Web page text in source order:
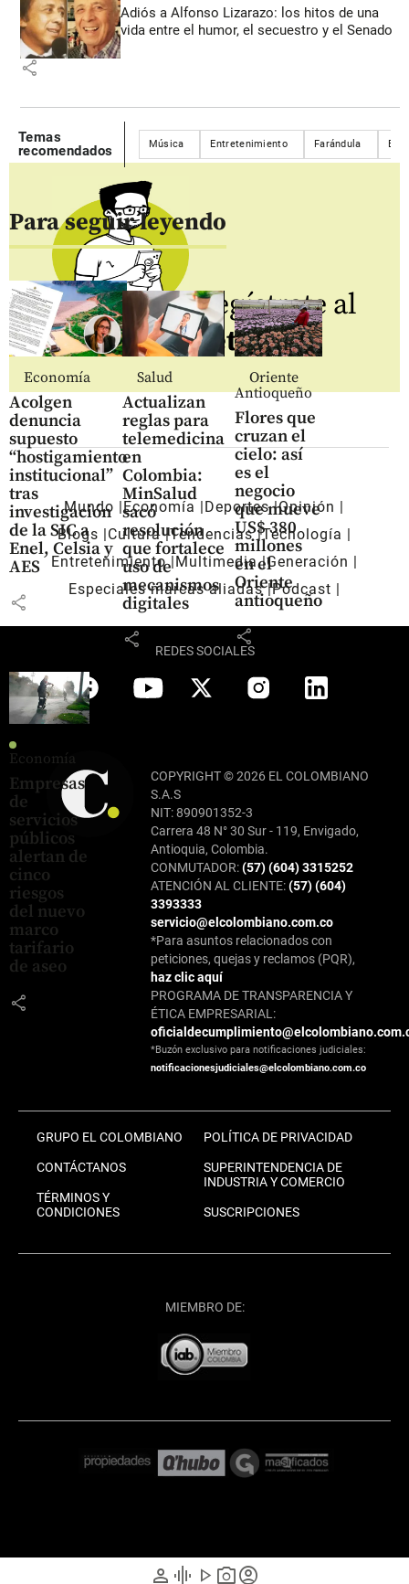
person graphic_eq play_arrow photo_cameraaccount_circle
Adiós a Alfonso Lizarazo: los hitos de una
vida entre el humor, el secuestro y el Senado
share
Temas
recomendados
Música Entretenimiento Farándula
Para seguir leyendo
Economía
Acolgen
denuncia
supuesto
“hostigamiento
institucional”
tras
investigación
de la SIC a
Enel, Celsia y
AES
share
Salud
Actualizan
reglas para
telemedicina
en
Colombia:
MinSalud
sacó
resolución
que fortalece
uso de
mecanismos
digitales
share
Oriente
Antioqueño
Flores que
cruzan el
cielo: así
es el
negocio
que mueve
US$ 380
millones
en el
Oriente
antioqueño
share
Economía
Empresas
de
servicios
públicos
alertan de
cinco
riesgos
del nuevo
marco
tarifario
de aseo
share
Regístrate al
newsletter
Mundo Economía Deportes Opinión
Blogs
Cultura Tendencias Tecnología
Entretenimiento Multimedia
Generación
Especiales marcas aliadas Pódcast
REDES SOCIALES
COPYRIGHT © 2026 EL COLOMBIANO
S.A.S
NIT: 890901352-3
Carrera 48 N° 30 Sur - 119, Envigado,
Antioquia, Colombia.
CONMUTADOR:(57) (604) 3315252
ATENCIÓN AL CLIENTE:(57) (604)
3393333
servicio@elcolombiano.com.co
*Para asuntos relacionados con
peticiones, quejas y reclamos (PQR),
haz clic aquí
PROGRAMA DE TRANSPARENCIA Y
ÉTICA EMPRESARIAL:
*Buzón exclusivo para notificaciones judiciales:
notificacionesjudiciales@elcolombiano.com.co
GRUPO EL COLOMBIANO
CONTÁCTANOS
TÉRMINOS Y
CONDICIONES
POLÍTICA DE PRIVACIDAD
SUPERINTENDENCIA DE
INDUSTRIA Y COMERCIO
SUSCRIPCIONES
MIEMBRO DE: